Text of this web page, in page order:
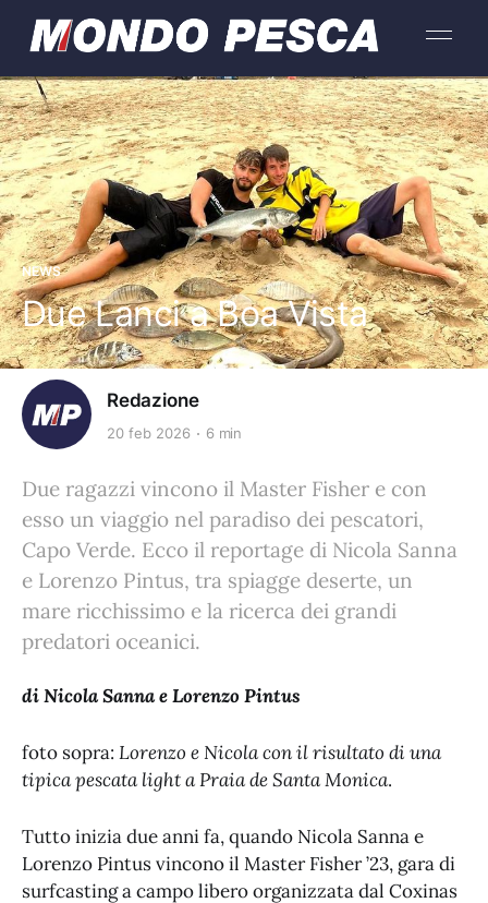
NEWS
Due Lanci a Boa Vista
Redazione
20 feb 2026 6 min
Due ragazzi vincono il Master Fisher e con
esso un viaggio nel paradiso dei pescatori,
Capo Verde. Ecco il reportage di Nicola Sanna
e Lorenzo Pintus, tra spiagge deserte, un
mare ricchissimo e la ricerca dei grandi
predatori oceanici.
di Nicola Sanna e Lorenzo Pintus
foto sopra: Lorenzo e Nicola con il risultato di una
tipica pescata light a Praia de Santa Monica.
Tutto inizia due anni fa, quando Nicola Sanna e
Lorenzo Pintus vincono il Master Fisher ’23, gara di
surfcasting a campo libero organizzata dal Coxinas